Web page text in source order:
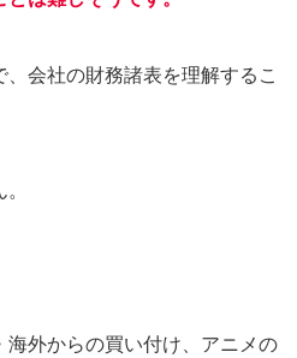
会社の財務諸表を理解するこ
海外からの買い付け、アニメの